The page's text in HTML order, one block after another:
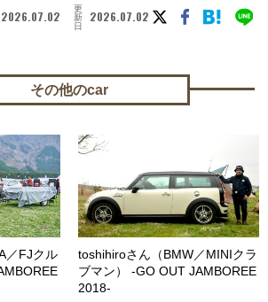
2026.07.02 更
新
日
2026.07.02
その他のcar
／FJクル
toshihiroさん（BMW／MINIクラ
ブマン） -GO OUT JAMBOREE
2018-